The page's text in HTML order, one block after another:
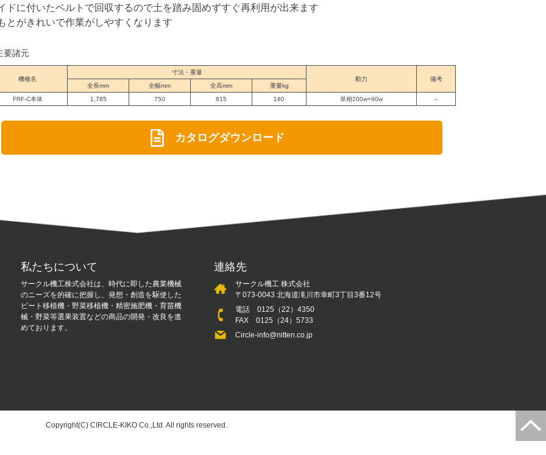
ドに付いたベルトで回収するので土を踏み固めずすぐ再利用が出来ます
とがきれいで作業がしやすくなります
要諸元
機種名
寸法・重量
動力
備考
全長mm
全幅mm 全高mm
重量kg
FRF-C本体
1,785 750 815 180 単相200w+90w –
カタログダウンロード
私たちについて
サークル機工株式会社は、時代に即した農業機械
のニーズを的確に把握し、発想・創造を駆使した
ビート移植機・野菜移植機・精密施肥機・育苗機
械・野菜等選果装置などの商品の開発・改良を進
めております。
連絡先
サークル機工 株式会社
〒073-0043 北海道滝川市幸町3丁目3番12号
電話0125（22）4350
FAX 0125（24）5733
Circle-info@nitten.co.jp
Copyright(C) CIRCLE-KIKO Co.,Ltd. All rights reserved.